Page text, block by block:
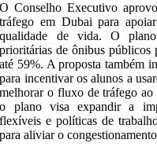
O Conselho Executivo
tráfego em Dubai para
qualidade de vida. O
prioritárias de ônibus públicos
até 59%. A proposta também
para incentivar os alunos a
melhorar o fluxo de tráfego ao
o plano visa expandir a
flexíveis e políticas de
para aliviar o